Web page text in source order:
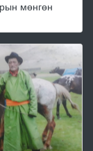
мөнгөн